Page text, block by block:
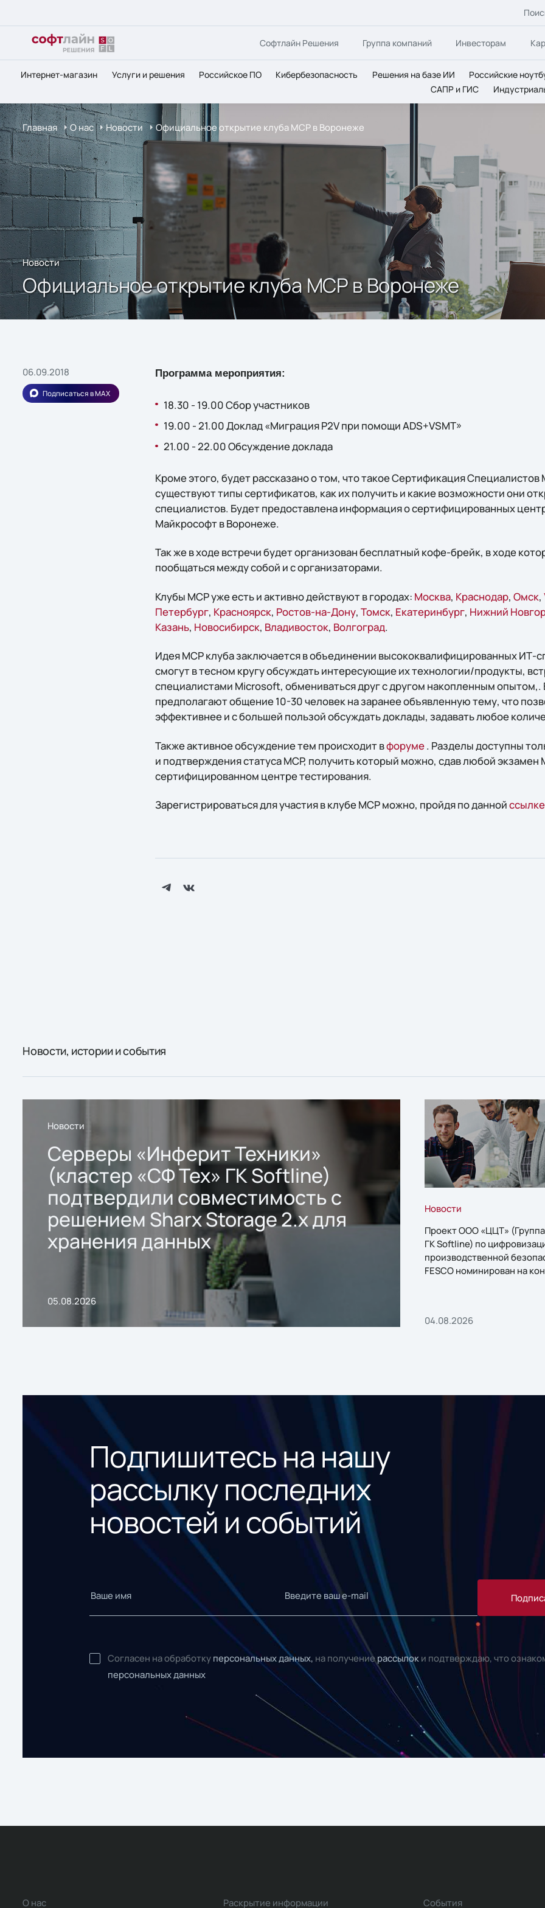
Софтлайн Решения Группа компаний Инвесторам
Интернет-магазин Услуги и решения Российское ПО Кибербезопасность Решения на базе ИИ Российские
САПР и ГИС
Главная О нас Новости Официальное открытие клуба MCP в Воронеже
Новости
Официальное открытие клуба MCP в Воронеже
06.09.2018
Подписаться в MAX
Программа мероприятия:
18.30 - 19.00 Сбор участников
19.00 - 21.00 Доклад «Миграция P2V при помощи ADS+VSMT»
21.00 - 22.00 Обсуждение доклада
Кроме этого, будет рассказано о том, что такое Сертификация
существуют типы сертификатов, как их получить и какие возможности они
специалистов. Будет предоставлена информация о сертифицированных
Майкрософт в Воронеже.
Так же в ходе встречи будет организован бесплатный кофе-брейк, в ходе
пообщаться между собой и с организаторами.
Клубы MCP уже есть и активно действуют в городах: Москва, Краснодар, Омск,
Петербург, Красноярск, Ростов-на-Дону, Томск, Екатеринбург, Нижний
Казань, Новосибирск, Владивосток, Волгоград.
Идея MCP клуба заключается в объединении высококвалифицированных ИТ-
смогут в тесном кругу обсуждать интересующие их технологии/продукты,
специалистами Microsoft, обмениваться друг с другом накопленным опытом,.
предполагают общение 10-30 человек на заранее объявленную тему, что
эффективнее и с большей пользой обсуждать доклады, задавать любое
Также активное обсуждение тем происходит вфоруме. Разделы доступны
и подтверждения статуса MCP, получить который можно, сдав любой
сертифицированном центре тестирования.
Зарегистрироваться для участия в клубе MCP можно, пройдя по даннойссылке
Новости, истории и события
Новости
Серверы «Инферит Техники»
(кластер «СФ Тех» ГК Softline)
подтвердили совместимость с
решением Sharx Storage 2.x для
хранения данных
05.08.2026
Новости
Проект ООО «ЦЦТ»
ГК Softline) по
производственной
FESCO номинирован на
04.08.2026
Подпишитесь на нашу
рассылку последних
новостей и событий
Согласен на обработку персональных данных, на получениерассылок и подтверждаю, что
персональных данных
О нас
Раскрытие информации
События